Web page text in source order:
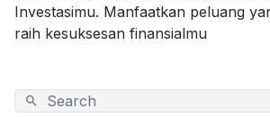
Investasimu. Manfaatkan peluang
raih kesuksesan finansialmu